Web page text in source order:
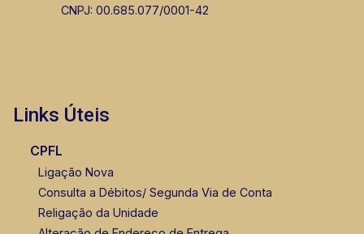
CNPJ: 00.685.077/0001-42
Links Úteis
CPFL
Ligação Nova
Consulta a Débitos/ Segunda Via de Conta
Religação da Unidade